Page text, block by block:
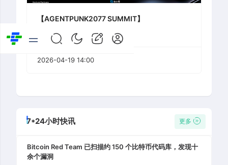
【AGENTPUNK2077 SUMMIT】
2026-04-19 14:00
7*24小时快讯 更多
Bitcoin Red Team 已扫描约 150 个比特币代码库，发现十
余个漏洞